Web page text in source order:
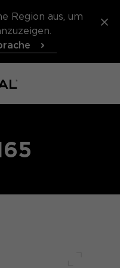
Region aus, um